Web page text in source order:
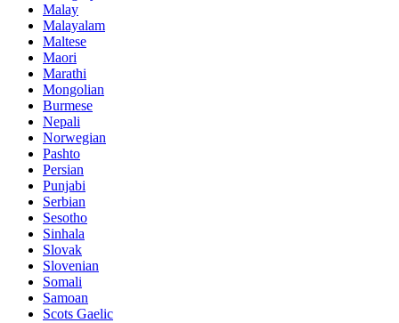
Malay
Malayalam
Maltese
Maori
Marathi
Mongolian
Burmese
Nepali
Norwegian
Pashto
Persian
Punjabi
Serbian
Sesotho
Sinhala
Slovak
Slovenian
Somali
Samoan
Scots Gaelic